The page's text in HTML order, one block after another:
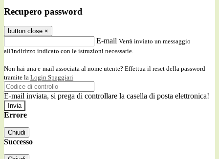
Recupero password
button close ×
E-mail Verrà inviato un messaggio
all'indirizzo indicato con le istruzioni necessarie.
Non hai una e-mail associata al nome utente? Effettua il reset della password
tramite la Login Spaggiari
E-mail inviata, si prega di controllare la casella di posta elettronica!
Errore
Chiudi
Successo